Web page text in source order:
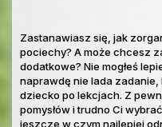
Zastanawiasz się, jak
pociechy? A może chcesz
dodatkowe? Nie mogłeś
naprawdę nie lada
dziecko po lekcjach. Z
pomysłów i trudno Ci
jeszcze w czym najlepiej